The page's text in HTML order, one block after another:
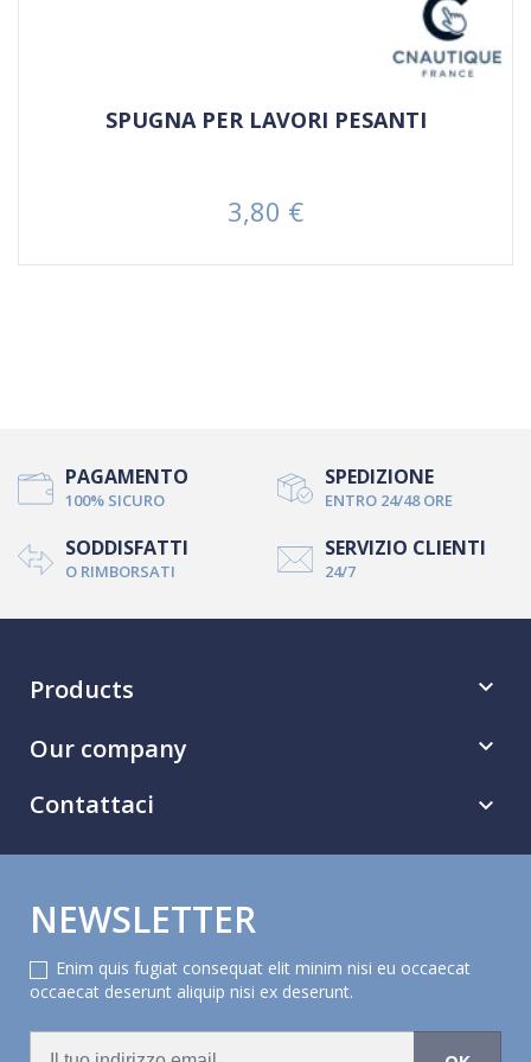
SPUGNA PER LAVORI PESANTI
Prezzo
3,80 €
PAGAMENTO
100% SICURO
SPEDIZIONE
ENTRO 24/48 ORE
SODDISFATTI
O RIMBORSATI
SERVIZIO CLIENTI
24/7
Products 
Our company 
Contattaci 
NEWSLETTER
Enim quis fugiat consequat elit minim nisi eu occaecat
occaecat deserunt aliquip nisi ex deserunt.